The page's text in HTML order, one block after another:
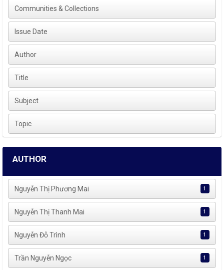
Communities & Collections
Issue Date
Author
Title
Subject
Topic
AUTHOR
Nguyễn Thị Phương Mai 1
Nguyễn Thị Thanh Mai 1
Nguyễn Đỗ Trình 1
Trần Nguyễn Ngọc 1